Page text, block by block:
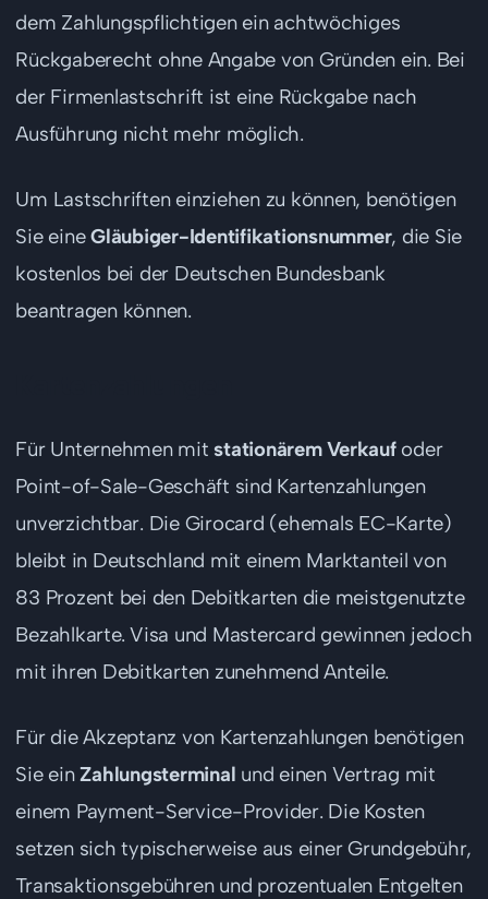
dem Zahlungspflichtigen ein achtwöchiges
Rückgaberecht ohne Angabe von Gründen ein. Bei
der Firmenlastschrift ist eine Rückgabe nach
Ausführung nicht mehr möglich.
Um Lastschriften einziehen zu können, benötigen
Sie eineGläubiger-Identifikationsnummer, die Sie
kostenlos bei der Deutschen Bundesbank
beantragen können.
Für Unternehmen mitstationärem Verkaufoder
Point-of-Sale-Geschäft sind Kartenzahlungen
unverzichtbar. Die Girocard (ehemals EC-Karte)
bleibt in Deutschland mit einem Marktanteil von
83 Prozent bei den Debitkarten die meistgenutzte
Bezahlkarte. Visa und Mastercard gewinnen jedoch
mit ihren Debitkarten zunehmend Anteile.
Für die Akzeptanz von Kartenzahlungen benötigen
Sie einZahlungsterminal und einen Vertrag mit
einem Payment-Service-Provider. Die Kosten
setzen sich typischerweise aus einer Grundgebühr,
Transaktionsgebühren und prozentualen Entgelten